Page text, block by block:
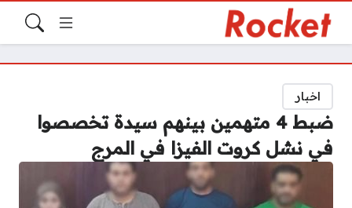
اخبار
ضبط 4 متهمين بينهم سيدة تخصصوا
في نشل كروت الفيزا في المرج